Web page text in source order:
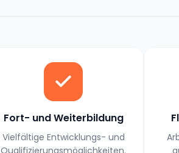
Fort- und Weiterbildung
Vielfältige Entwicklungs- und
Qualifizierungsmöglichkeiten.